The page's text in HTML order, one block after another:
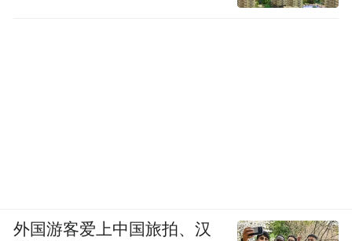
外国游客爱上中国旅拍、汉